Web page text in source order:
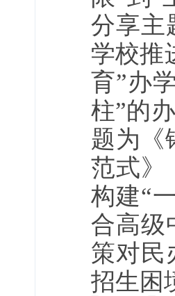
分享主
学校推
育”办
柱”的
题为
范式》
构建“
合高级
策对民
招生困